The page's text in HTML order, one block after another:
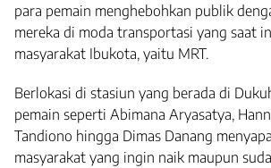
para pemain menghebohkan publik
mereka di moda transportasi yang saat
masyarakat Ibukota, yaitu MRT.
Berlokasi di stasiun yang berada di
pemain seperti Abimana Aryasatya,
Tandiono hingga Dimas Danang
masyarakat yang ingin naik maupun